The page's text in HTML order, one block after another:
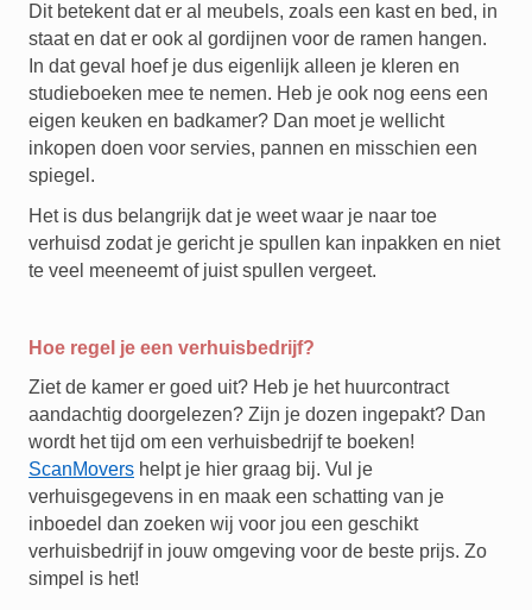
Dit betekent dat er al meubels, zoals een kast en bed, in
staat en dat er ook al gordijnen voor de ramen hangen.
In dat geval hoef je dus eigenlijk alleen je kleren en
studieboeken mee te nemen. Heb je ook nog eens een
eigen keuken en badkamer? Dan moet je wellicht
inkopen doen voor servies, pannen en misschien een
spiegel.
Het is dus belangrijk dat je weet waar je naar toe
verhuisd zodat je gericht je spullen kan inpakken en niet
te veel meeneemt of juist spullen vergeet.
Hoe regel je een verhuisbedrijf?
Ziet de kamer er goed uit? Heb je het huurcontract
aandachtig doorgelezen? Zijn je dozen ingepakt? Dan
wordt het tijd om een verhuisbedrijf te boeken!
ScanMovers helpt je hier graag bij. Vul je
verhuisgegevens in en maak een schatting van je
inboedel dan zoeken wij voor jou een geschikt
verhuisbedrijf in jouw omgeving voor de beste prijs. Zo
simpel is het!